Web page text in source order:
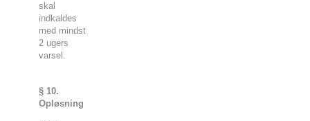
skal
indkaldes
med mindst
2 ugers
varsel.
§ 10.
Opløsning